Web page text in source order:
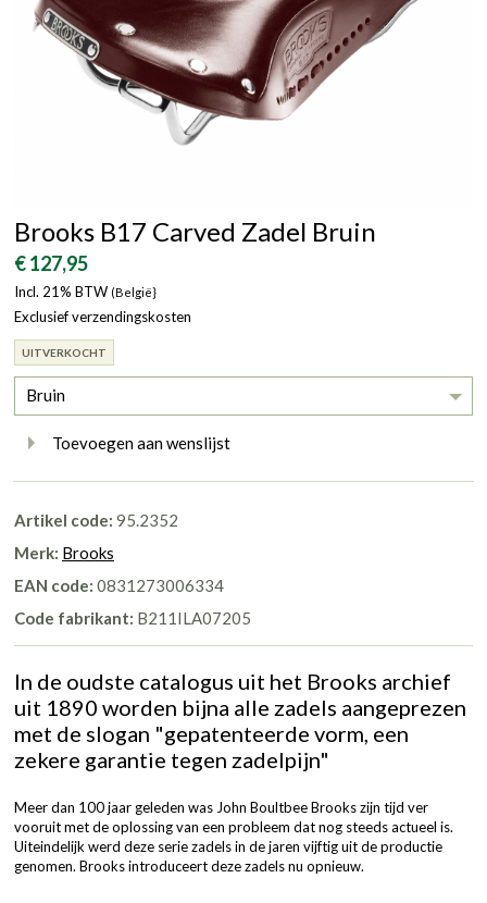
Brooks B17 Carved Zadel Bruin
€ 127,95
Incl. 21% BTW (België}
Exclusief verzendingskosten
UITVERKOCHT
Bruin
Toevoegen aan wenslijst
Artikel code: 95.2352
Merk: Brooks
EAN code: 0831273006334
Code fabrikant: B211ILA07205
In de oudste catalogus uit het Brooks archief
uit 1890 worden bijna alle zadels aangeprezen
met de slogan "gepatenteerde vorm, een
zekere garantie tegen zadelpijn"
Meer dan 100 jaar geleden was John Boultbee Brooks zijn tijd ver
vooruit met de oplossing van een probleem dat nog steeds actueel is.
Uiteindelijk werd deze serie zadels in de jaren vijftig uit de productie
genomen. Brooks introduceert deze zadels nu opnieuw.